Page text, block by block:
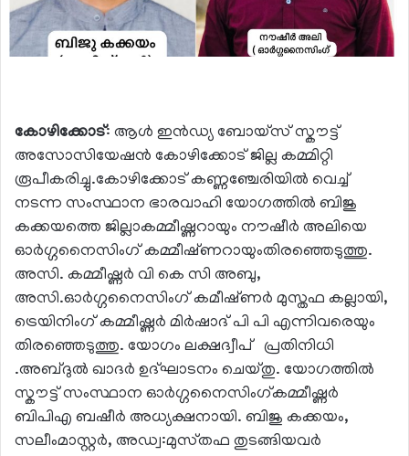
കോഴിക്കോട്: ആൾ ഇൻഡ്യ ബോയ്സ് സ്കൗട്ട്
അസോസിയേഷൻ കോഴിക്കോട് ജില്ല കമ്മിറ്റി
രൂപീകരിച്ചു.കോഴിക്കോട് കണ്ണഞ്ചേരിയിൽ വെച്ച്
നടന്ന സംസ്ഥാന ഭാരവാഹി യോഗത്തിൽ ബിജു
കക്കയത്തെ ജില്ലാകമ്മീഷ്ണറായും നൗഷീർ അലിയെ
ഓർഗ്ഗനൈസിംഗ് കമ്മീഷ്‌ണറായുംതിരഞ്ഞെടുത്തു.
അസി. കമ്മീഷ്ണർ വി കെ സി അബു,
അസി.ഓർഗ്ഗനൈസിംഗ് കമീഷ്‌ണർ മുസ്തഫ കല്ലായി,
ട്രെയിനിംഗ് കമ്മീഷ്ണർ മിർഷാദ് പി പി എന്നിവരെയും
തിരഞ്ഞെടുത്തു. യോഗം ലക്ഷദ്വീപ് പ്രതിനിധി
.അബ്‌ദുൽ ഖാദർ ഉദ്ഘാടനം ചെയ്‌തു. യോഗത്തിൽ
സ്കൗട്ട് സംസ്ഥാന ഓർഗ്ഗനൈസിംഗ്കമ്മീഷ്ണർ
ബിപിഎ ബഷീർ അധ്യക്ഷനായി. ബിജു കക്കയം,
സലീംമാസ്റ്റർ, അഡ്വ:മുസ്‌തഫ തുടങ്ങിയവർ